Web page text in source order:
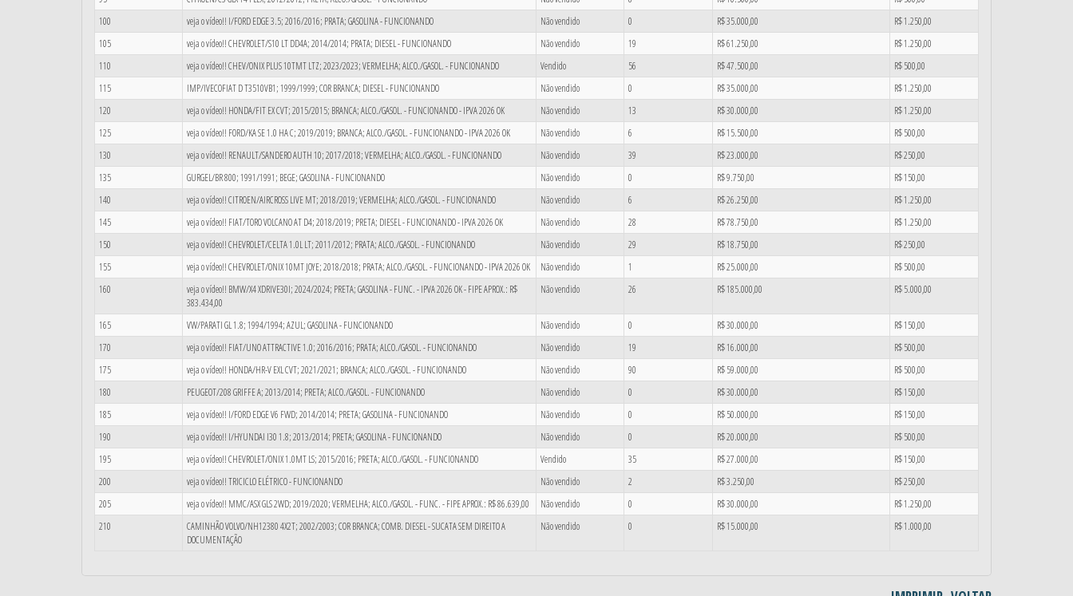
100
veja o vídeo!! I/FORD EDGE 3.5; 2016/2016; PRATA; GASOLINA - FUNCIONANDO Não vendido 0 R$ 35.000,00
R$ 1.250,00
105
veja o vídeo!! CHEVROLET/S10 LT DD4A; 2014/2014; PRATA; DIESEL - FUNCIONANDO Não vendido 19 R$ 61.250,00
R$ 1.250,00
110
veja o vídeo!! CHEV/ONIX PLUS 10TMT LTZ; 2023/2023; VERMELHA; ALCO./GASOL. - FUNCIONANDO Vendido 56 R$ 47.500,00
R$ 500,00
115
IMP/IVECOFIAT D T3510VB1; 1999/1999; COR BRANCA; DIESEL - FUNCIONANDO Não vendido 0 R$ 35.000,00
R$ 1.250,00
120
veja o vídeo!! HONDA/FIT EX CVT; 2015/2015; BRANCA; ALCO./GASOL. - FUNCIONANDO - IPVA 2026 OK Não vendido 13 R$ 30.000,00
R$ 1.250,00
125
veja o vídeo!! FORD/KA SE 1.0 HA C; 2019/2019; BRANCA; ALCO./GASOL. - FUNCIONANDO - IPVA 2026 OK Não vendido 6 R$ 15.500,00
R$ 500,00
130
veja o vídeo!! RENAULT/SANDERO AUTH 10; 2017/2018; VERMELHA; ALCO./GASOL. - FUNCIONANDO Não vendido 39 R$ 23.000,00
R$ 250,00
135
GURGEL/BR 800; 1991/1991; BEGE; GASOLINA - FUNCIONANDO Não vendido 0 R$ 9.750,00
R$ 150,00
140
veja o vídeo!! CITROEN/AIRCROSS LIVE MT; 2018/2019; VERMELHA; ALCO./GASOL. - FUNCIONANDO Não vendido 6 R$ 26.250,00
R$ 1.250,00
145
veja o vídeo!! FIAT/TORO VOLCANO AT D4; 2018/2019; PRETA; DIESEL - FUNCIONANDO - IPVA 2026 OK Não vendido 28 R$ 78.750,00
R$ 1.250,00
150
veja o vídeo!! CHEVROLET/CELTA 1.0L LT; 2011/2012; PRATA; ALCO./GASOL. - FUNCIONANDO Não vendido 29 R$ 18.750,00
R$ 250,00
155
veja o vídeo!! CHEVROLET/ONIX 10MT JOYE; 2018/2018; PRATA; ALCO./GASOL. - FUNCIONANDO - IPVA 2026 OK Não vendido 1 R$ 25.000,00
R$ 500,00
160
veja o vídeo!! BMW/X4 XDRIVE30I; 2024/2024; PRETA; GASOLINA - FUNC. - IPVA 2026 OK - FIPE APROX.: R$
383.434,00
Não vendido 26 R$ 185.000,00 R$ 5.000,00
165 VW/PARATI GL 1.8; 1994/1994; AZUL; GASOLINA - FUNCIONANDO Não vendido 0 R$ 30.000,00
R$ 150,00
170
veja o vídeo!! FIAT/UNO ATTRACTIVE 1.0; 2016/2016; PRATA; ALCO./GASOL. - FUNCIONANDO Não vendido 19 R$ 16.000,00
R$ 500,00
175
veja o vídeo!! HONDA/HR-V EXL CVT; 2021/2021; BRANCA; ALCO./GASOL. - FUNCIONANDO Não vendido 90 R$ 59.000,00
R$ 500,00
180
PEUGEOT/208 GRIFFE A; 2013/2014; PRETA; ALCO./GASOL. - FUNCIONANDO Não vendido 0 R$ 30.000,00
R$ 150,00
185
veja o vídeo!! I/FORD EDGE V6 FWD; 2014/2014; PRETA; GASOLINA - FUNCIONANDO Não vendido 0 R$ 50.000,00
R$ 150,00
190
veja o vídeo!! I/HYUNDAI I30 1.8; 2013/2014; PRETA; GASOLINA - FUNCIONANDO Não vendido 0 R$ 20.000,00
R$ 500,00
195
veja o vídeo!! CHEVROLET/ONIX 1.0MT LS; 2015/2016; PRETA; ALCO./GASOL. - FUNCIONANDO Vendido 35 R$ 27.000,00
R$ 150,00
200
veja o vídeo!! TRICICLO ELÉTRICO - FUNCIONANDO Não vendido 2 R$ 3.250,00
R$ 250,00
205
veja o vídeo!! MMC/ASX GLS 2WD; 2019/2020; VERMELHA; ALCO./GASOL. - FUNC. - FIPE APROX.: R$ 86.639,00 Não vendido 0 R$ 30.000,00
R$ 1.250,00
210
CAMINHÃO VOLVO/NH12380 4X2T; 2002/2003; COR BRANCA; COMB. DIESEL - SUCATA SEM DIREITO A
DOCUMENTAÇÃO
Não vendido 0 R$ 15.000,00 R$ 1.000,00